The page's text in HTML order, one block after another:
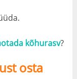
kõhurasv?
osta